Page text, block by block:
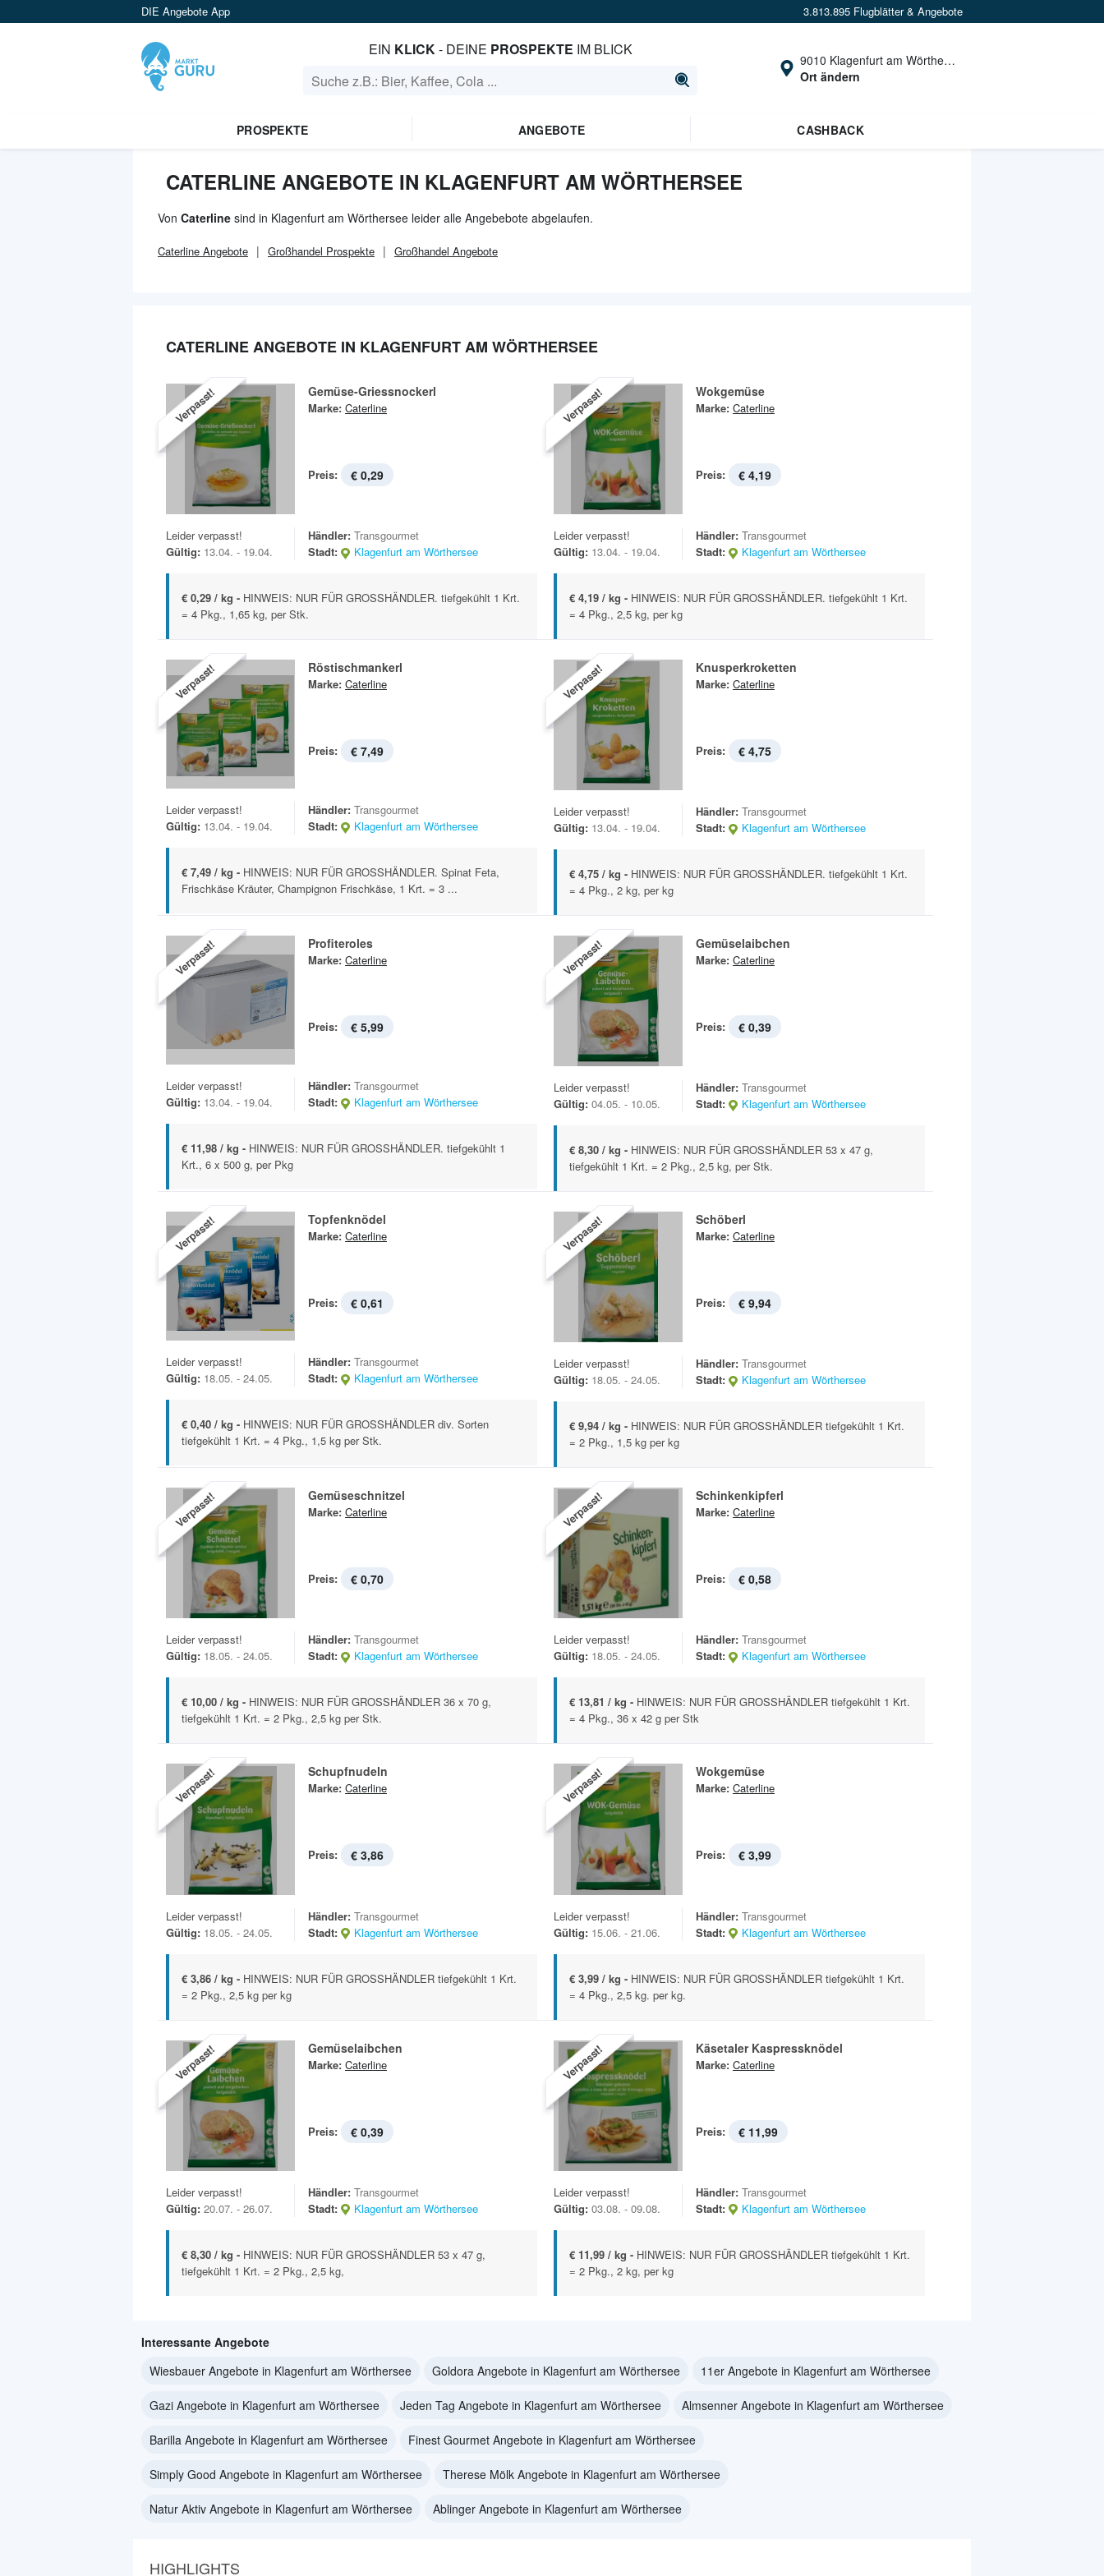
DIE Angebote App 3.813.895 Flugblätter & Angebote
EIN KLICK- DEINE PROSPEKTE IM BLICK
9010 Klagenfurt am Wörthersee
Ort ändern
PROSPEKTE ANGEBOTE CASHBACK
CATERLINE ANGEBOTE IN KLAGENFURT AM WÖRTHERSEE
Von Caterline sind in Klagenfurt am Wörthersee leider alle Angebebote abgelaufen.
Caterline Angebote Großhandel Prospekte Großhandel Angebote
CATERLINE ANGEBOTE IN KLAGENFURT AM WÖRTHERSEE
Verpasst! Gemüse-Griessnockerl
Marke: Caterline
Preis: € 0,29
Leider verpasst!
Gültig: 13.04. - 19.04.
Händler: Transgourmet
Stadt:
Klagenfurt am Wörthersee
€ 0,29 / kg - HINWEIS: NUR FÜR GROSSHÄNDLER. tiefgekühlt 1 Krt.
= 4 Pkg., 1,65 kg, per Stk.
Verpasst! Wokgemüse
Marke: Caterline
Preis: € 4,19
Leider verpasst!
Gültig: 13.04. - 19.04.
Händler: Transgourmet
Stadt:
Klagenfurt am Wörthersee
€ 4,19 / kg - HINWEIS: NUR FÜR GROSSHÄNDLER. tiefgekühlt 1 Krt.
= 4 Pkg., 2,5 kg, per kg
Verpasst! Röstischmankerl
Marke: Caterline
Preis: € 7,49
Leider verpasst!
Gültig: 13.04. - 19.04.
Händler: Transgourmet
Stadt:
Klagenfurt am Wörthersee
€ 7,49 / kg - HINWEIS: NUR FÜR GROSSHÄNDLER. Spinat Feta,
Frischkäse Kräuter, Champignon Frischkäse, 1 Krt. = 3 ...
Verpasst! Knusperkroketten
Marke: Caterline
Preis: € 4,75
Leider verpasst!
Gültig: 13.04. - 19.04.
Händler: Transgourmet
Stadt:
Klagenfurt am Wörthersee
€ 4,75 / kg - HINWEIS: NUR FÜR GROSSHÄNDLER. tiefgekühlt 1 Krt.
= 4 Pkg., 2 kg, per kg
Verpasst! Profiteroles
Marke: Caterline
Preis: € 5,99
Leider verpasst!
Gültig: 13.04. - 19.04.
Händler: Transgourmet
Stadt:
Klagenfurt am Wörthersee
€ 11,98 / kg - HINWEIS: NUR FÜR GROSSHÄNDLER. tiefgekühlt 1
Krt., 6 x 500 g, per Pkg
Verpasst! Gemüselaibchen
Marke: Caterline
Preis: € 0,39
Leider verpasst!
Gültig: 04.05. - 10.05.
Händler: Transgourmet
Stadt:
Klagenfurt am Wörthersee
€ 8,30 / kg - HINWEIS: NUR FÜR GROSSHÄNDLER 53 x 47 g,
tiefgekühlt 1 Krt. = 2 Pkg., 2,5 kg, per Stk.
Verpasst! Topfenknödel
Marke: Caterline
Preis: € 0,61
Leider verpasst!
Gültig: 18.05. - 24.05.
Händler: Transgourmet
Stadt:
Klagenfurt am Wörthersee
€ 0,40 / kg - HINWEIS: NUR FÜR GROSSHÄNDLER div. Sorten
tiefgekühlt 1 Krt. = 4 Pkg., 1,5 kg per Stk.
Verpasst! Schöberl
Marke: Caterline
Preis: € 9,94
Leider verpasst!
Gültig: 18.05. - 24.05.
Händler: Transgourmet
Stadt:
Klagenfurt am Wörthersee
€ 9,94 / kg - HINWEIS: NUR FÜR GROSSHÄNDLER tiefgekühlt 1 Krt.
= 2 Pkg., 1,5 kg per kg
Verpasst! Gemüseschnitzel
Marke: Caterline
Preis: € 0,70
Leider verpasst!
Gültig: 18.05. - 24.05.
Händler: Transgourmet
Stadt:
Klagenfurt am Wörthersee
€ 10,00 / kg - HINWEIS: NUR FÜR GROSSHÄNDLER 36 x 70 g,
tiefgekühlt 1 Krt. = 2 Pkg., 2,5 kg per Stk.
Verpasst! Schinkenkipferl
Marke: Caterline
Preis: € 0,58
Leider verpasst!
Gültig: 18.05. - 24.05.
Händler: Transgourmet
Stadt:
Klagenfurt am Wörthersee
€ 13,81 / kg - HINWEIS: NUR FÜR GROSSHÄNDLER tiefgekühlt 1 Krt.
= 4 Pkg., 36 x 42 g per Stk
Verpasst! Schupfnudeln
Marke: Caterline
Preis: € 3,86
Leider verpasst!
Gültig: 18.05. - 24.05.
Händler: Transgourmet
Stadt:
Klagenfurt am Wörthersee
€ 3,86 / kg - HINWEIS: NUR FÜR GROSSHÄNDLER tiefgekühlt 1 Krt.
= 2 Pkg., 2,5 kg per kg
Verpasst! Wokgemüse
Marke: Caterline
Preis: € 3,99
Leider verpasst!
Gültig: 15.06. - 21.06.
Händler: Transgourmet
Stadt:
Klagenfurt am Wörthersee
€ 3,99 / kg - HINWEIS: NUR FÜR GROSSHÄNDLER tiefgekühlt 1 Krt.
= 4 Pkg., 2,5 kg. per kg.
Verpasst! Gemüselaibchen
Marke: Caterline
Preis: € 0,39
Leider verpasst!
Gültig: 20.07. - 26.07.
Händler: Transgourmet
Stadt:
Klagenfurt am Wörthersee
€ 8,30 / kg - HINWEIS: NUR FÜR GROSSHÄNDLER 53 x 47 g,
tiefgekühlt 1 Krt. = 2 Pkg., 2,5 kg,
Verpasst! Käsetaler Kaspressknödel
Marke: Caterline
Preis: € 11,99
Leider verpasst!
Gültig: 03.08. - 09.08.
Händler: Transgourmet
Stadt:
Klagenfurt am Wörthersee
€ 11,99 / kg - HINWEIS: NUR FÜR GROSSHÄNDLER tiefgekühlt 1 Krt.
= 2 Pkg., 2 kg, per kg
Interessante Angebote
Wiesbauer Angebote in Klagenfurt am Wörthersee
Goldora Angebote in Klagenfurt am Wörthersee 11er Angebote in Klagenfurt am Wörthersee
Gazi Angebote in Klagenfurt am Wörthersee Jeden Tag Angebote in Klagenfurt am Wörthersee Almsenner Angebote in Klagenfurt am Wörthersee
Barilla Angebote in Klagenfurt am Wörthersee Finest Gourmet Angebote in Klagenfurt am Wörthersee
Simply Good Angebote in Klagenfurt am Wörthersee Therese Mölk Angebote in Klagenfurt am Wörthersee
Natur Aktiv Angebote in Klagenfurt am Wörthersee Ablinger Angebote in Klagenfurt am Wörthersee
HIGHLIGHTS